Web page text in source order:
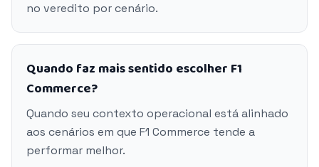
no veredito por cenário.
Quando faz mais sentido escolher F1
Commerce?
Quando seu contexto operacional está alinhado
aos cenários em que F1 Commerce tende a
performar melhor.